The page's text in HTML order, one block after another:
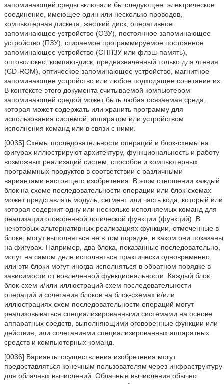
запоминающей среды включали бы следующее: электрическое
соединение, имеющее один или несколько проводов,
компьютерная дискета, жесткий диск, оперативное
запоминающее устройство (ОЗУ), постоянное запоминающее
устройство (ПЗУ), стираемое программируемое постоянное
запоминающее устройство (СППЗУ или флэш-память),
оптоволокно, компакт-диск, предназначенный только для чтения
(CD-ROM), оптическое запоминающее устройство, магнитное
запоминающее устройство или любое подходящее сочетание их.
В контексте этого документа считываемой компьютером
запоминающей средой может быть любая осязаемая среда,
которая может содержать или хранить программу для
использования системой, аппаратом или устройством
исполнения команд или в связи с ними.
[0035] Схемы последовательности операций и блок-схемы на
фигурах иллюстрируют архитектуру, функциональность и работу
возможных реализаций систем, способов и компьютерных
программных продуктов в соответствии с различными
вариантами настоящего изобретения. В этом отношении каждый
блок на схеме последовательности операции или блок-схемах
может представлять модуль, сегмент или часть кода, который или
которая содержит одну или несколько исполняемых команд для
реализации оговоренной логической функции (функций). В
некоторых альтернативных реализациях функции, отмеченные в
блоке, могут выполняться не в том порядке, в каком они показаны
на фигурах. Например, два блока, показанные последовательно,
могут на самом деле исполняться практически одновременно,
или эти блоки могут иногда исполняться в обратном порядке в
зависимости от вовлеченной функциональности. Каждый блок
блок-схем и/или иллюстраций схем последовательности
операций и сочетания блоков на блок-схемах и/или
иллюстрациях схем последовательности операций могут
реализовываться специализированными системами на основе
аппаратных средств, выполняющими оговоренные функции или
действия, или сочетаниями специализированных аппаратных
средств и компьютерных команд.
[0036] Варианты осуществления изобретения могут
предоставляться конечным пользователям через инфраструктуру
для облачных вычислений. Облачные вычисления обычно